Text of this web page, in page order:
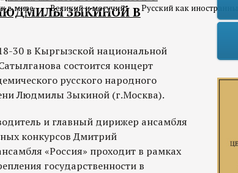
в мире Великий и могучий Русский как иностранный
ЗЫКИНОЙ В
30 в Кыргызской национальной
состоится концерт
русского народного
Людмилы Зыкиной (г.Москва).
и главный дирижер ансамбля
конкурсов Дмитрий
«Россия» проходит в рамках
государственности в